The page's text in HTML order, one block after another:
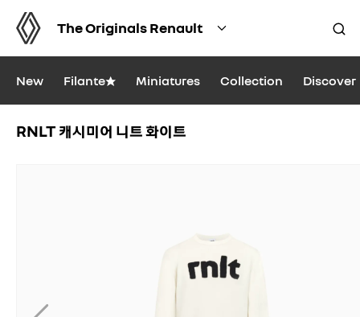
The Originals Renault
New Filante★ Miniatures Collection Discover
RNLT 캐시미어 니트 화이트